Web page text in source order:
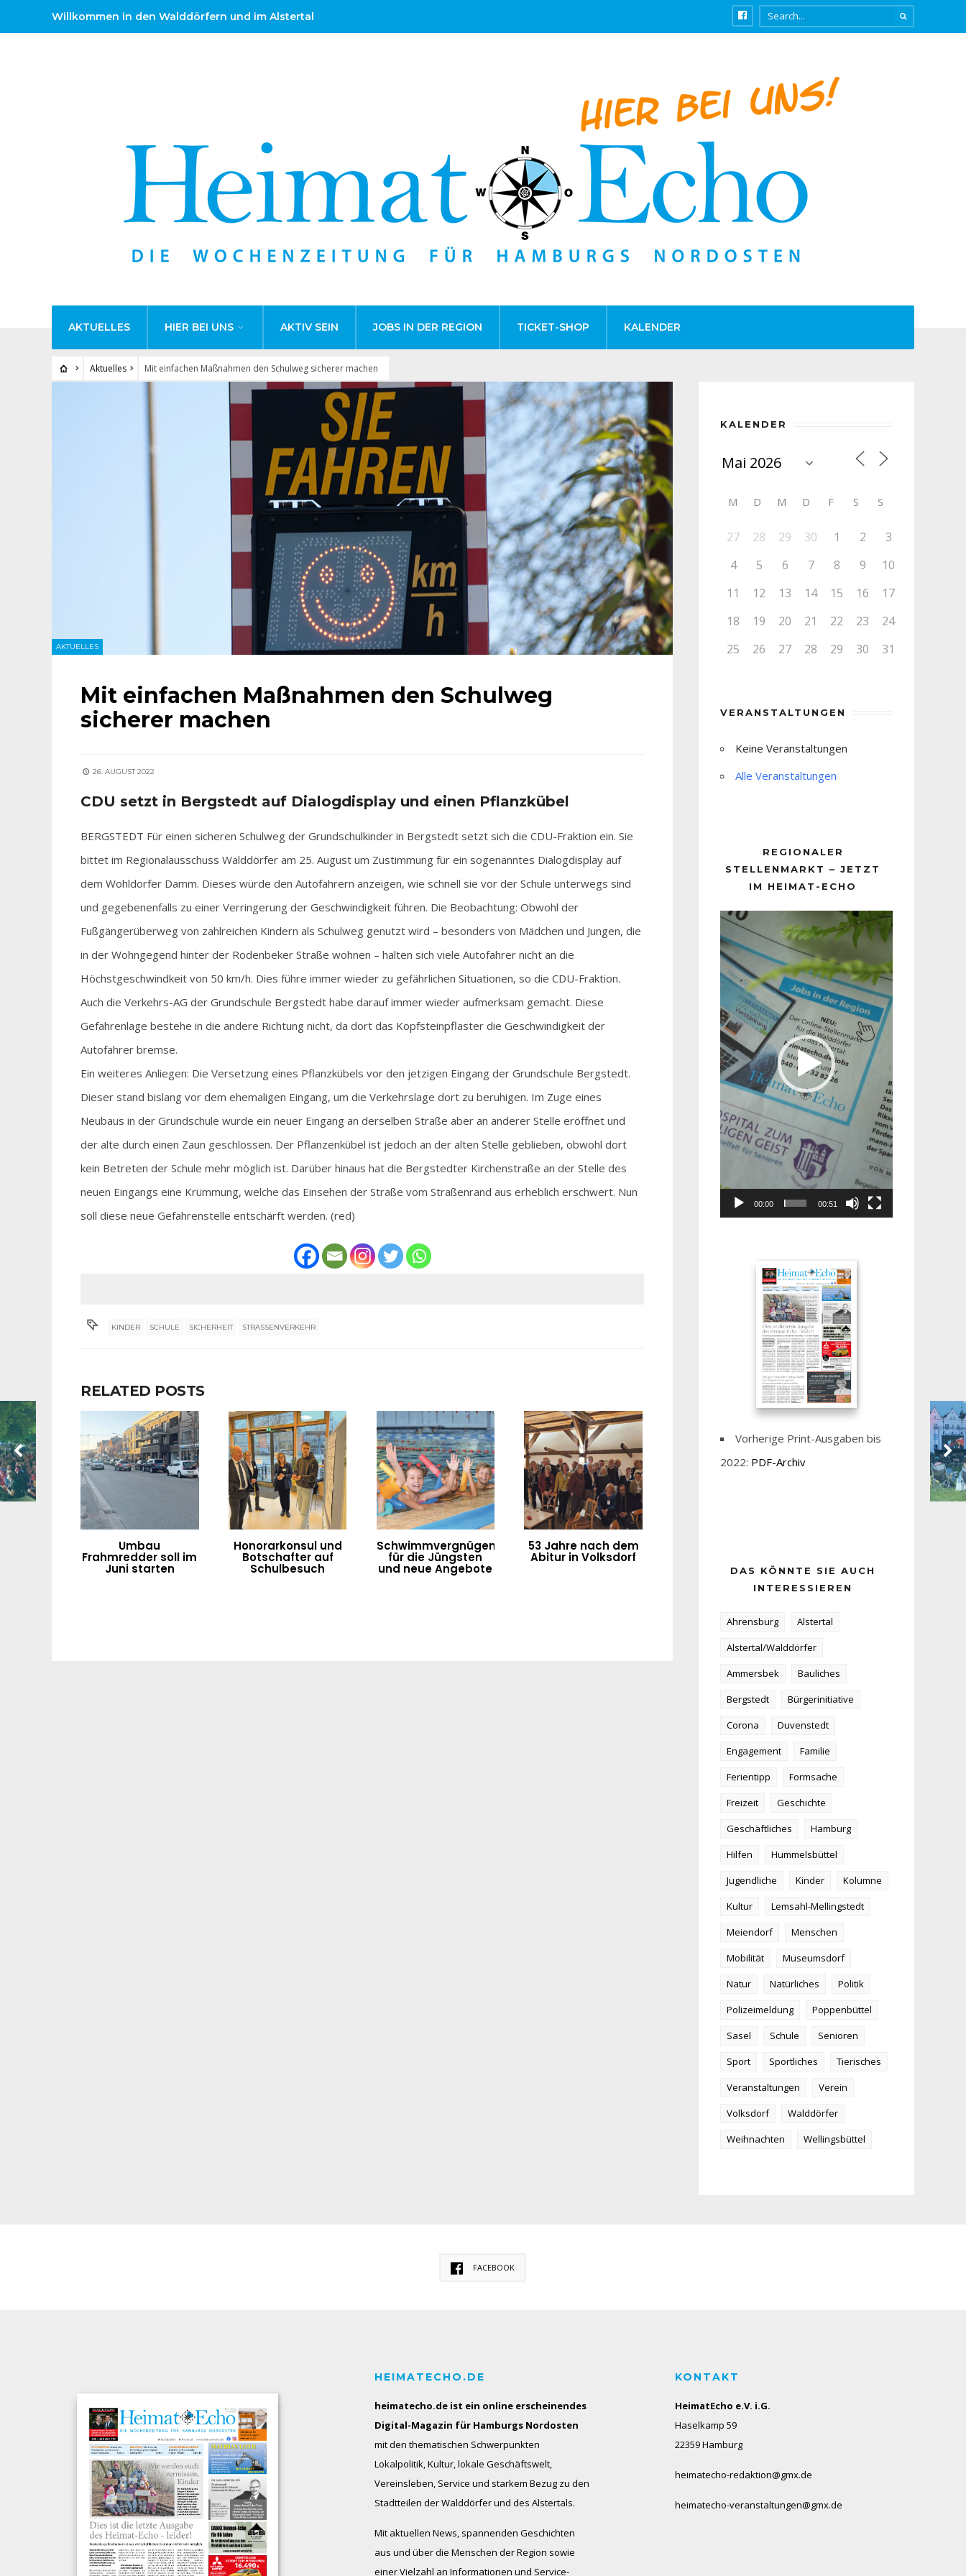
Willkommen in den Walddörfern und im Alstertal
AKTUELLES HIER BEI UNS AKTIV SEIN JOBS IN DER REGION TICKET-SHOP KALENDER
Aktuelles Mit einfachen Maßnahmen den Schulweg sicherer machen
AKTUELLES
Mit einfachen Maßnahmen den Schulweg
sicherer machen
26. AUGUST 2022
CDU setzt in Bergstedt auf Dialogdisplay und einen Pflanzkübel
BERGSTEDT Für einen sicheren Schulweg der Grundschulkinder in Bergstedt setzt sich die CDU-Fraktion ein. Sie
bittet im Regionalausschuss Walddörfer am 25. August um Zustimmung für ein sogenanntes Dialogdisplay auf
dem Wohldorfer Damm. Dieses würde den Autofahrern anzeigen, wie schnell sie vor der Schule unterwegs sind
und gegebenenfalls zu einer Verringerung der Geschwindigkeit führen. Die Beobachtung: Obwohl der
Fußgängerüberweg von zahlreichen Kindern als Schulweg genutzt wird – besonders von Mädchen und Jungen, die
in der Wohngegend hinter der Rodenbeker Straße wohnen – halten sich viele Autofahrer nicht an die
Höchstgeschwindkeit von 50 km/h. Dies führe immer wieder zu gefährlichen Situationen, so die CDU-Fraktion.
Auch die Verkehrs-AG der Grundschule Bergstedt habe darauf immer wieder aufmerksam gemacht. Diese
Gefahrenlage bestehe in die andere Richtung nicht, da dort das Kopfsteinpflaster die Geschwindigkeit der
Autofahrer bremse.
Ein weiteres Anliegen: Die Versetzung eines Pflanzkübels vor den jetzigen Eingang der Grundschule Bergstedt.
Dieser stand bislang vor dem ehemaligen Eingang, um die Verkehrslage dort zu beruhigen. Im Zuge eines
Neubaus in der Grundschule wurde ein neuer Eingang an derselben Straße aber an anderer Stelle eröffnet und
der alte durch einen Zaun geschlossen. Der Pflanzenkübel ist jedoch an der alten Stelle geblieben, obwohl dort
kein Betreten der Schule mehr möglich ist. Darüber hinaus hat die Bergstedter Kirchenstraße an der Stelle des
neuen Eingangs eine Krümmung, welche das Einsehen der Straße vom Straßenrand aus erheblich erschwert. Nun
soll diese neue Gefahrenstelle entschärft werden. (red)
KINDER SCHULE SICHERHEIT STRASSENVERKEHR
RELATED POSTS
Umbau
Frahmredder soll im
Juni starten
Honorarkonsul und
Botschafter auf
Schulbesuch
Schwimmvergnügen
für die Jüngsten
und neue Angebote
53 Jahre nach dem
Abitur in Volksdorf
KALENDER
M D M D F S S
27 28 29 30 1 2
3
4
5 6 7 8 9
10
11
12 13 14 15 16
17
18
19 20 21 22 23
24
25
26 27 28 29 30 31
VERANSTALTUNGEN
Keine Veranstaltungen
Alle Veranstaltungen
REGIONALER
STELLENMARKT – JETZT
IM HEIMAT-ECHO
Player
00:00 00:51
Vorherige Print-Ausgaben bis
2022: PDF-Archiv
DAS KÖNNTE SIE AUCH
INTERESSIEREN
Ahrensburg
Alstertal
Alstertal/Walddörfer
Ammersbek
Bauliches
Bergstedt
Bürgerinitiative
Corona
Duvenstedt
Engagement
Familie
Ferientipp
Formsache
Freizeit
Geschichte
Geschäftliches
Hamburg
Hilfen
Hummelsbüttel
Jugendliche
Kinder
Kolumne
Kultur
Lemsahl-Mellingstedt
Meiendorf
Menschen
Mobilität
Museumsdorf
Natur
Natürliches
Politik
Polizeimeldung
Poppenbüttel
Sasel
Schule
Senioren
Sport
Sportliches
Tierisches
Veranstaltungen
Verein
Volksdorf
Walddörfer
Weihnachten
Wellingsbüttel
FACEBOOK
HEIMATECHO.DE
heimatecho.de ist ein online erscheinendes
Digital-Magazin für Hamburgs Nordosten
mit den thematischen Schwerpunkten
Lokalpolitik, Kultur, lokale Geschäftswelt,
Vereinsleben, Service und starkem Bezug zu den
Stadtteilen der Walddörfer und des Alstertals.
Mit aktuellen News, spannenden Geschichten
aus und über die Menschen der Region sowie
einer Vielzahl an Informationen und Service-
KONTAKT
HeimatEcho e.V. i.G.
Haselkamp 59
22359 Hamburg
heimatecho-redaktion@gmx.de
heimatecho-veranstaltungen@gmx.de